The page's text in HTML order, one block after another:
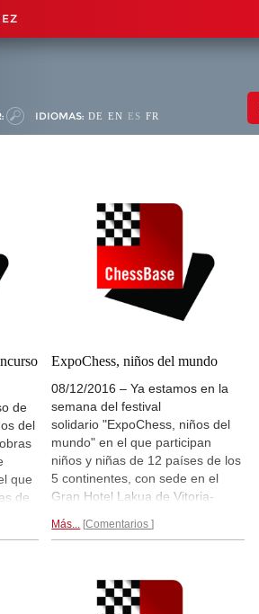
IDIOMAS: DE EN ES FR
de
del
que
de
y la
ExpoChess, niños del mundo
08/12/2016 – Ya estamos en la
semana del festival
solidario "ExpoChess, niños del
mundo" en el que participan
niños y niñas de 12 países de los
5 continentes, con sede en el
Gran Hotel Lakua de Vitoria-
concurso de dibujo y torneo
tiene el objetivo de enviar ayudas
a los países más necesitados
Más... Comentarios